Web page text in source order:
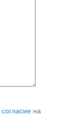
согласие на